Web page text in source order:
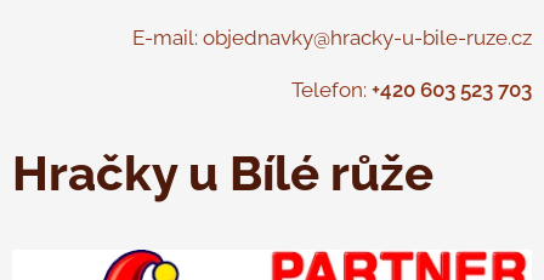
E-mail: objednavky@hracky-u-bile-ruze.cz
Telefon: +420 603 523 703
Hračky u Bílé růže